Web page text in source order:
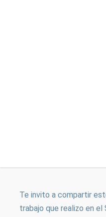
Te invito a compartir
trabajo que realizo en el